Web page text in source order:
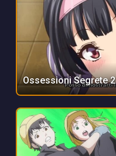
Ossessioni Segrete 2